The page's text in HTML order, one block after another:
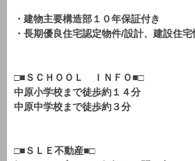
・建物主要構造部１０年保証付き
・長期優良住宅認定物件/設計、建設住
□■ＳＣＨＯＯＬ ＩＮＦＯ■□
中原小学校まで徒歩約１４分
中原中学校まで徒歩約３分
□■ＳＬＥ不動産■□